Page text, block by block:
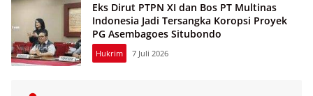
Eks Dirut PTPN XI dan Bos PT Multinas
Indonesia Jadi Tersangka Koropsi Proyek
PG Asembagoes Situbondo
Hukrim 7 Juli 2026